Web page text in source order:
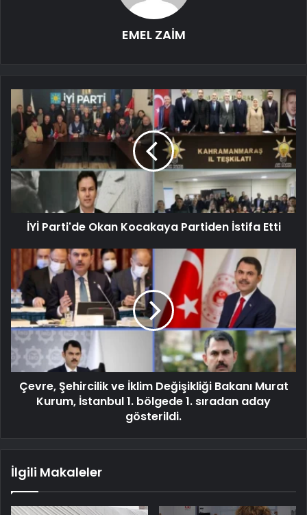
EMEL ZAİM
İYİ Parti'de Okan Kocakaya Partiden İstifa Etti
Çevre, Şehircilik ve İklim Değişikliği Bakanı Murat
Kurum, İstanbul 1. bölgede 1. sıradan aday
gösterildi.
İlgili Makaleler